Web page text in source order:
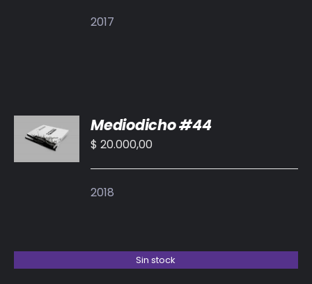
2017
AL
CARRITO
/
Mediodicho #44
$ 20.000,00
2018
Sin stock